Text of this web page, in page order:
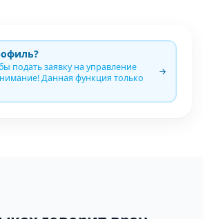
подать заявку на управление
Данная функция только